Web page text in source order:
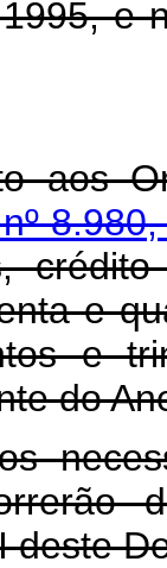
e
aos
e
e
do
deste